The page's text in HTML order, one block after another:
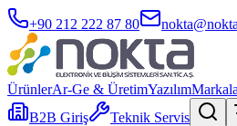
+90 212 222 87 80
ÜrünlerAr-Ge & ÜretimYazılım
B2B Giriş
Teknik Servis